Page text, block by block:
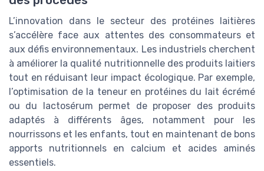
L’innovation dans le secteur des protéines laitières
s’accélère face aux attentes des consommateurs et
aux défis environnementaux. Les industriels cherchent
à améliorer la qualité nutritionnelle des produits laitiers
tout en réduisant leur impact écologique. Par exemple,
l’optimisation de la teneur en protéines du lait écrémé
ou du lactosérum permet de proposer des produits
adaptés à différents âges, notamment pour les
nourrissons et les enfants, tout en maintenant de bons
apports nutritionnels en calcium et acides aminés
essentiels.